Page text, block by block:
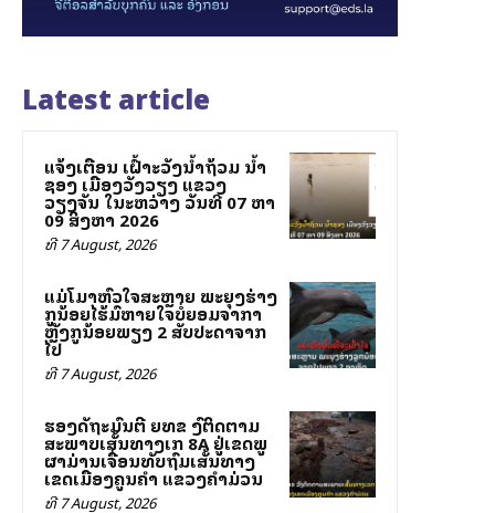
Latest article
ແຈ້ງເຕືອນ ເຝົ້າລະວັງນ້ຳຖ້ວມ ນ້ຳ
ຊອງ ເມືອງວັງວຽງ ແຂວງ
ວຽງຈັນ ໃນລະຫວ່າງ ວັນທີ 07 ຫາ
09 ສິງຫາ 2026
ທີ 7 August, 2026
ແມ່ໂລມາຫົວໃຈສະຫຼາຍ ພະຍຸງຮ່າງ
ລູກນ້ອຍໄຮ້ລົມຫາຍໃຈບໍ່ຍອມຈາກລາ
ຫຼັງລູກນ້ອຍພຽງ 2 ສັບປະດາຈາກ
ໄປ
ທີ 7 August, 2026
ຮອງລັດຖະມົນຕີ ຍທຂ ລົງຕິດຕາມ
ສະພາບເສັ້ນທາງເລກ 8A ຢູ່ເຂດພູ
ຜາມ່ານເຈື່ອນທັບຖົມເສັ້ນທາງ
ເຂດເມືອງຄູນຄໍາ ແຂວງຄໍາມ່ວນ
ທີ 7 August, 2026